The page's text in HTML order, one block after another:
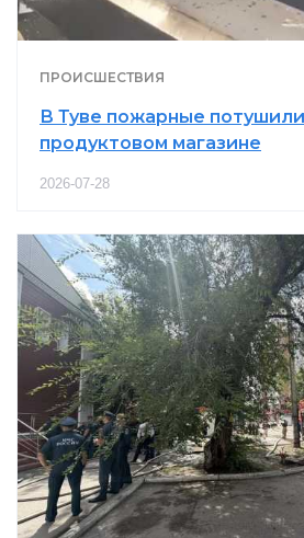
ПРОИСШЕСТВИЯ
В Туве пожарные
продуктовом магазине
2026-07-28